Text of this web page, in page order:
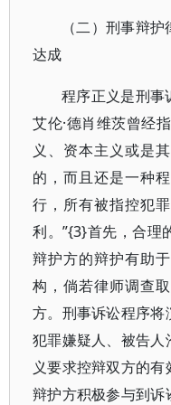
（二）刑事辩
达成
程序正义是刑事
艾伦·德肖维茨曾经
义、资本主义或是
的，而且还是一种
行，所有被指控犯
利。”{3}首先，合理
辩护方的辩护有助
构，倘若律师调查
方。刑事诉讼程序将
犯罪嫌疑人、被告
义要求控辩双方的
辩护方积极参与到